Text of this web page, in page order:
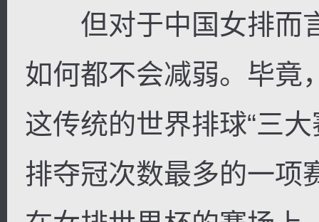
但对于中国女排而
如何都不会减弱。毕竟
这传统的世界排球“三
排夺冠次数最多的一项